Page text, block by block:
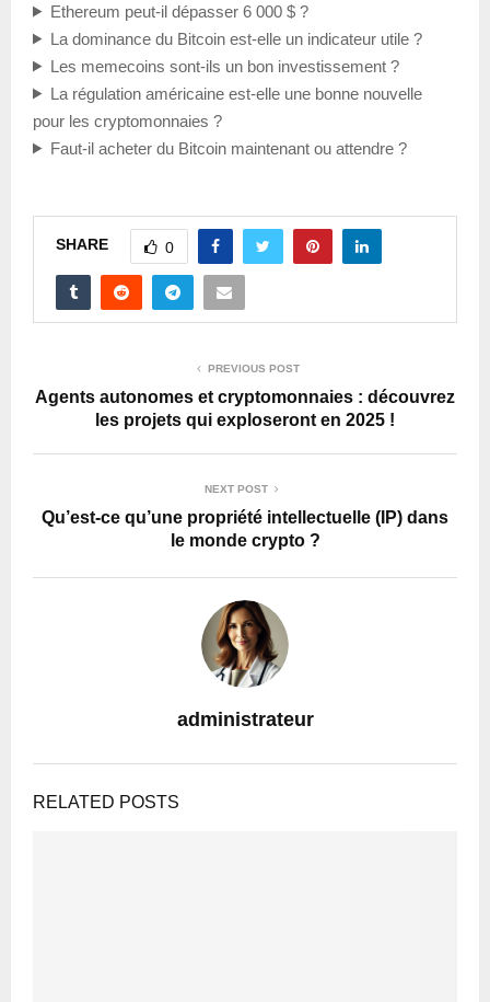
Ethereum peut-il dépasser 6 000 $ ?
La dominance du Bitcoin est-elle un indicateur utile ?
Les memecoins sont-ils un bon investissement ?
La régulation américaine est-elle une bonne nouvelle
pour les cryptomonnaies ?
Faut-il acheter du Bitcoin maintenant ou attendre ?
SHARE 0
PREVIOUS POST
Agents autonomes et cryptomonnaies : découvrez
les projets qui exploseront en 2025 !
NEXT POST
Qu’est-ce qu’une propriété intellectuelle (IP) dans
le monde crypto ?
administrateur
RELATED POSTS